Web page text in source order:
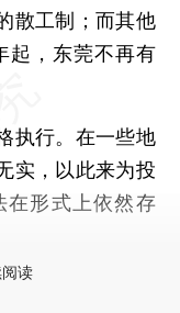
散工制；而其他
起，东莞不再有
执行。在一些地
实，以此来为投
在形式上依然存
读